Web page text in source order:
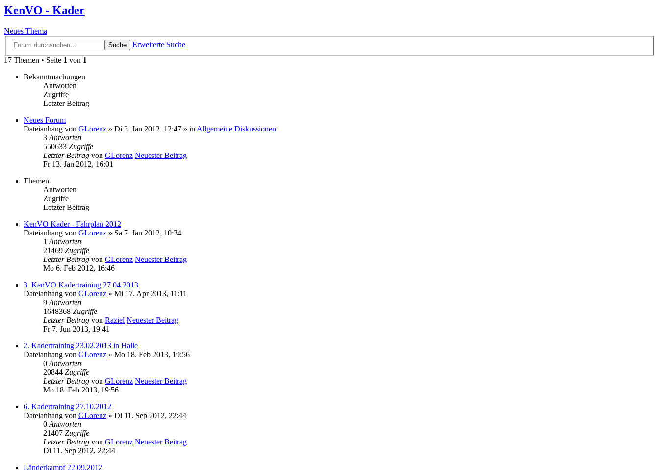
KenVO - Kader
Neues Thema
Suche
Erweiterte Suche
17 Themen • Seite 1 von 1
Bekanntmachungen
Antworten
Zugriffe
Letzter Beitrag
Neues Forum
Dateianhang von GLorenz » Di 3. Jan 2012, 12:47 » in Allgemeine Diskussionen
3 Antworten
550633 Zugriffe
Letzter Beitrag von GLorenz Neuester Beitrag
Fr 13. Jan 2012, 16:01
Themen
Antworten
Zugriffe
Letzter Beitrag
KenVO Kader - Fahrplan 2012
Dateianhang von GLorenz » Sa 7. Jan 2012, 10:34
1 Antworten
21469 Zugriffe
Letzter Beitrag von GLorenz Neuester Beitrag
Mo 6. Feb 2012, 16:46
3. KenVO Kadertraining 27.04.2013
Dateianhang von GLorenz » Mi 17. Apr 2013, 11:11
9 Antworten
1648368 Zugriffe
Letzter Beitrag von Raziel Neuester Beitrag
Fr 7. Jun 2013, 19:41
2. Kadertraining 23.02.2013 in Halle
Dateianhang von GLorenz » Mo 18. Feb 2013, 19:56
0 Antworten
20844 Zugriffe
Letzter Beitrag von GLorenz Neuester Beitrag
Mo 18. Feb 2013, 19:56
6. Kadertraining 27.10.2012
Dateianhang von GLorenz » Di 11. Sep 2012, 22:44
0 Antworten
21407 Zugriffe
Letzter Beitrag von GLorenz Neuester Beitrag
Di 11. Sep 2012, 22:44
Länderkampf 22.09.2012